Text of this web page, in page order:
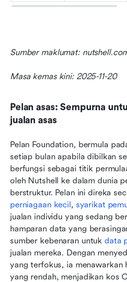
Sumber maklumat:
Masa kemas kini: 2025-11-20
Pelan asas: Sempurna
jualan asas
Pelan Foundation, bermula
setiap bulan apabila dibilkan
berfungsi sebagai titik
oleh Nutshell ke dalam dunia
perniagaan kecil, syarikat
jualan individu yang sedang
hamparan data yang
sumber kebenaran untuk data
jualan mereka. Dengan
yang terfokus, ia menawarkan
yang rendah, menjadikan kos